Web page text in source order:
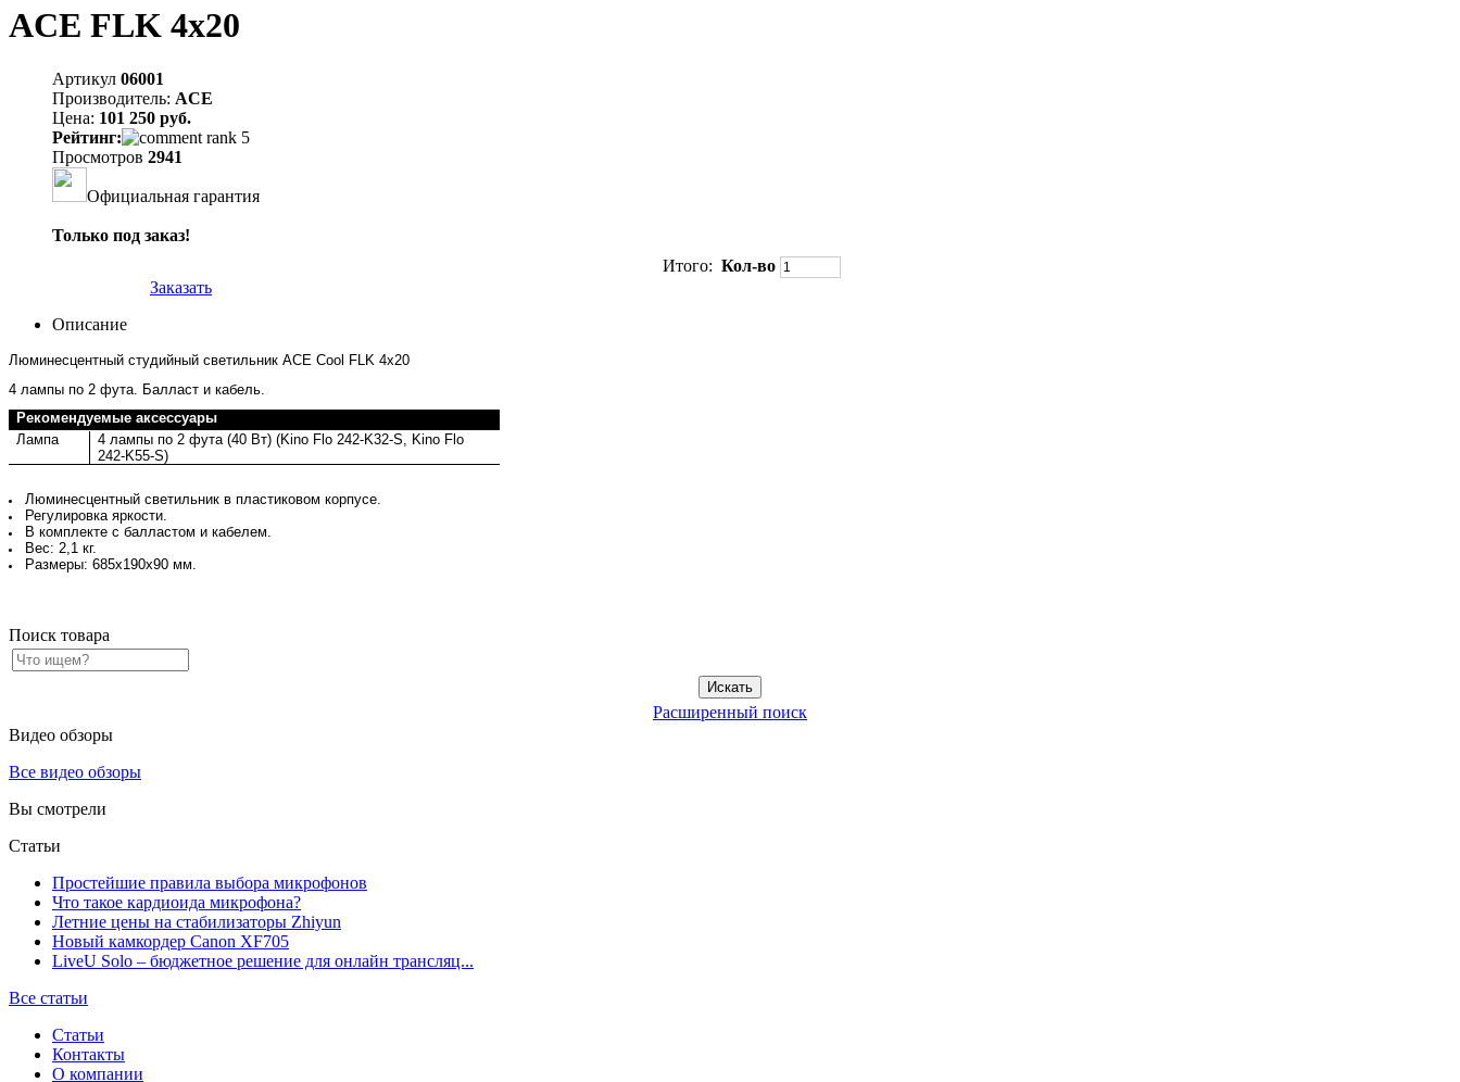
ACE FLK 4x20
Артикул 06001
Производитель: ACE
Цена: 101 250 руб.
Рейтинг:
Просмотров 2941
Официальная гарантия
Только под заказ!
Итого: Кол-во
Заказать
Описание
Люминесцентный студийный светильник ACE Cool FLK 4x20
4 лампы по 2 фута. Балласт и кабель.
Рекомендуемые аксессуары
Лампа
4 лампы по 2 фута (40 Вт) (Kino Flo 242-K32-S, Kino Flo
242-K55-S)
Люминесцентный светильник в пластиковом корпусе.
Регулировка яркости.
В комплекте с балластом и кабелем.
Вес: 2,1 кг.
Размеры: 685х190х90 мм.
Поиск товара
Расширенный поиск
Видео обзоры
Все видео обзоры
Вы смотрели
Статьи
Простейшие правила выбора микрофонов
Что такое кардиоида микрофона?
Летние цены на стабилизаторы Zhiyun
Новый камкордер Canon XF705
LiveU Solo – бюджетное решение для онлайн трансляц...
Все статьи
Статьи
Контакты
О компании